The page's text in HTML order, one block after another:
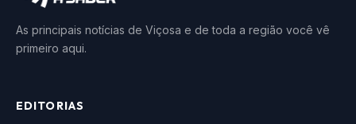
As principais notícias de Viçosa e de toda a região você vê
primeiro aqui.
EDITORIAS